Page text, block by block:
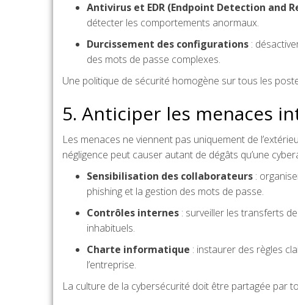
Antivirus et EDR (Endpoint Detection and
détecter les comportements anormaux.
Durcissement des configurations :
des mots de passe complexes.
Une politique de sécurité homogène sur tous les
5. Anticiper les menaces
Les menaces ne viennent pas uniquement de
négligence peut causer autant de dégâts qu’une
Sensibilisation des collaborateurs :
phishing et la gestion des mots de passe.
Contrôles internes : surveiller les transferts
inhabituels.
Charte informatique : instaurer des règles
l’entreprise.
La culture de la cybersécurité doit être partagée par